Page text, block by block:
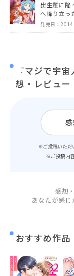
出生難に陥
へ降り立っ
が大好きな
宇宙人ひか
発売日：
『マジで宇
想・レビュー
感
※ご投稿いただ
※ご投稿内
感想
あなたが感じ
おすすめ作品